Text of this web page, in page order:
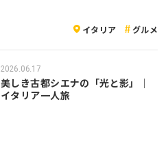
イタリア グルメ
2026.06.17
美しき古都シエナの「光と影」｜
イタリア一人旅